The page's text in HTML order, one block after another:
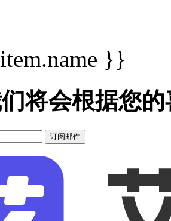
}}
将会根据您
订阅邮件